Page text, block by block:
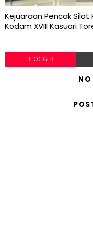
Kejuaraan Pencak Silat
Kodam XVIII Kasuari
BLOGGER